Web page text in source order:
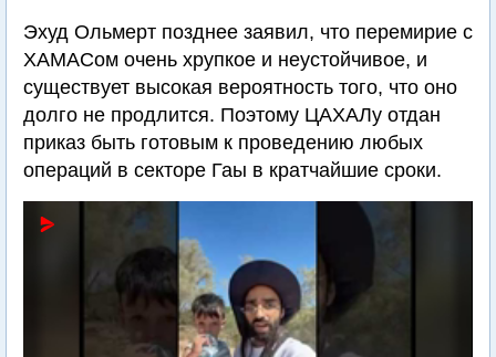
Эхуд Ольмерт позднее заявил, что перемирие с
ХАМАСом очень хрупкое и неустойчивое, и
существует высокая вероятность того, что оно
долго не продлится. Поэтому ЦАХАЛу отдан
приказ быть готовым к проведению любых
операций в секторе Гаы в кратчайшие сроки.